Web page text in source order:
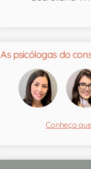
As psicólogas do
Conheça